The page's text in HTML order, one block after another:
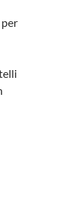
per
D’INNOCENZO